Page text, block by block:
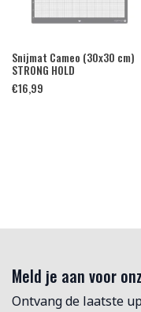
Snijmat Cameo (30x30 cm)
STRONG HOLD
€16,99
Meld je aan voor
Ontvang de laatste